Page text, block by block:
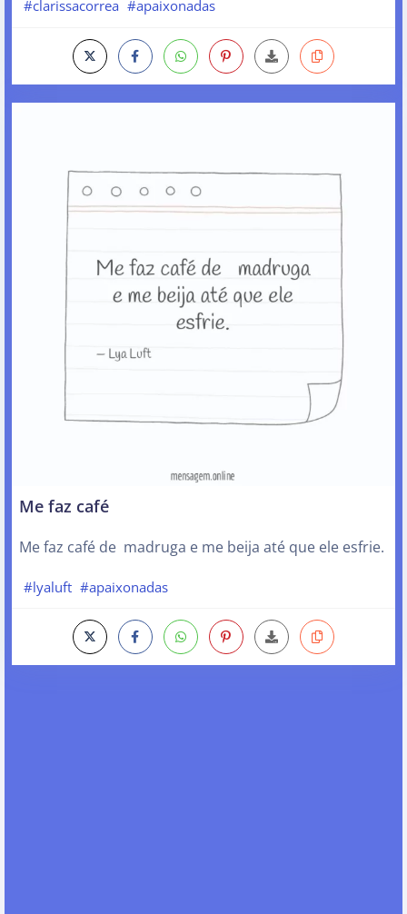
#clarissacorrea #apaixonadas
Me faz café
Me faz café de madruga e me beija até que ele esfrie.
#lyaluft #apaixonadas